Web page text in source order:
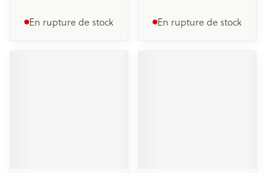
En rupture de stock En rupture de stock